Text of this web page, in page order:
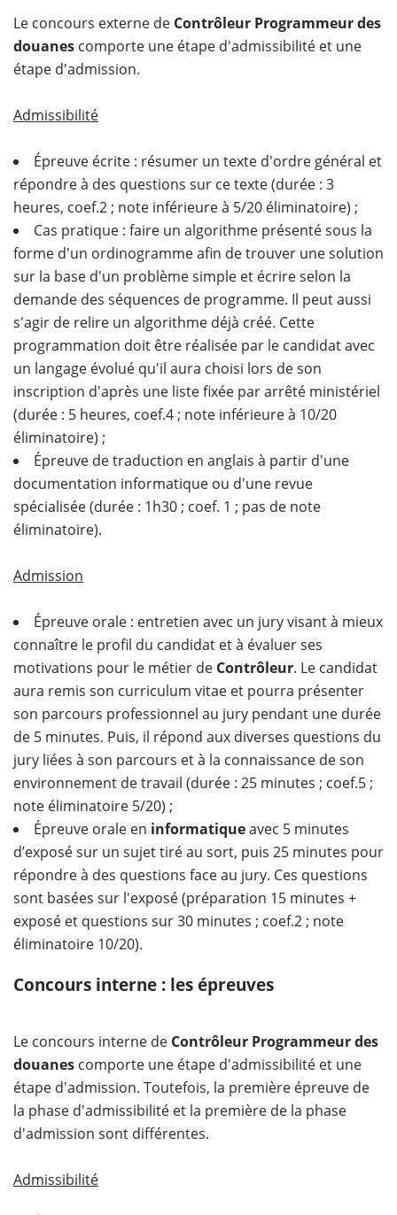
Le concours externe de Contrôleur Programmeur des
douanes comporte une étape d'admissibilité et une
étape d'admission.
Admissibilité
Épreuve écrite : résumer un texte d'ordre général et
répondre à des questions sur ce texte (durée : 3
heures, coef.2 ; note inférieure à 5/20 éliminatoire) ;
Cas pratique : faire un algorithme présenté sous la
forme d'un ordinogramme afin de trouver une solution
sur la base d'un problème simple et écrire selon la
demande des séquences de programme. Il peut aussi
s'agir de relire un algorithme déjà créé. Cette
programmation doit être réalisée par le candidat avec
un langage évolué qu'il aura choisi lors de son
inscription d'après une liste fixée par arrêté ministériel
(durée : 5 heures, coef.4 ; note inférieure à 10/20
éliminatoire) ;
Épreuve de traduction en anglais à partir d'une
documentation informatique ou d'une revue
spécialisée (durée : 1h30 ; coef. 1 ; pas de note
éliminatoire).
Admission
Épreuve orale : entretien avec un jury visant à mieux
connaître le profil du candidat et à évaluer ses
motivations pour le métier de Contrôleur. Le candidat
aura remis son curriculum vitae et pourra présenter
son parcours professionnel au jury pendant une durée
de 5 minutes. Puis, il répond aux diverses questions du
jury liées à son parcours et à la connaissance de son
environnement de travail (durée : 25 minutes ; coef.5 ;
note éliminatoire 5/20) ;
Épreuve orale en informatiqueavec 5 minutes
d’exposé sur un sujet tiré au sort, puis 25 minutes pour
répondre à des questions face au jury. Ces questions
sont basées sur l'exposé (préparation 15 minutes +
exposé et questions sur 30 minutes ; coef.2 ; note
éliminatoire 10/20).
Concours interne : les épreuves
Le concours interne de Contrôleur Programmeur des
douanes comporte une étape d'admissibilité et une
étape d'admission. Toutefois, la première épreuve de
la phase d'admissibilité et la première de la phase
d'admission sont différentes.
Admissibilité